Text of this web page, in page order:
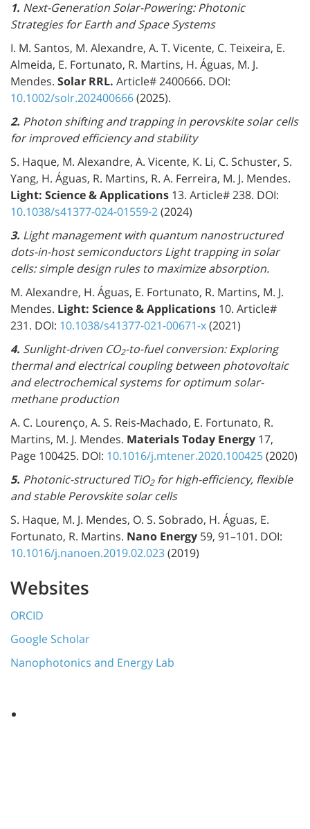
1. Next-Generation Solar-Powering: Photonic
Strategies for Earth and Space Systems
I. M. Santos, M. Alexandre, A. T. Vicente, C. Teixeira, E.
Almeida, E. Fortunato, R. Martins, H. Águas, M. J.
Mendes. Solar RRL. Article# 2400666. DOI:
10.1002/solr.202400666(2025).
2. Photon shifting and trapping in perovskite solar cells
for improved efficiency and stability
S. Haque, M. Alexandre, A. Vicente, K. Li, C. Schuster, S.
Yang, H. Águas, R. Martins, R. A. Ferreira, M. J. Mendes.
Light: Science & Applications 13. Article# 238. DOI:
10.1038/s41377-024-01559-2(2024)
3. Light management with quantum nanostructured
dots-in-host semiconductors Light trapping in solar
cells: simple design rules to maximize absorption.
M. Alexandre, H. Águas, E. Fortunato, R. Martins, M. J.
Mendes. Light: Science & Applications 10. Article#
231. DOI: 10.1038/s41377-021-00671-x(2021)
4. Sunlight-driven CO2-to-fuel conversion: Exploring
thermal and electrical coupling between photovoltaic
and electrochemical systems for optimum solar-
methane production
A. C. Lourenço, A. S. Reis-Machado, E. Fortunato, R.
Martins, M. J. Mendes. Materials Today Energy 17,
Page 100425. DOI: 10.1016/j.mtener.2020.100425(2020)
5. Photonic-structured TiO2for high-efficiency, flexible
and stable Perovskite solar cells
S. Haque, M. J. Mendes, O. S. Sobrado, H. Águas, E.
Fortunato, R. Martins. Nano Energy 59, 91–101. DOI:
10.1016/j.nanoen.2019.02.023(2019)
Websites
ORCID
Google Scholar
Nanophotonics and Energy Lab